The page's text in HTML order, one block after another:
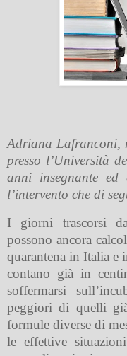
Adriana Lafranconi,
presso l’Università
anni insegnante ed
l’intervento che di
I giorni trascorsi
possono ancora
quarantena in Italia e
contano già in
soffermarsi
peggiori di quelli
formule diverse di
le effettive